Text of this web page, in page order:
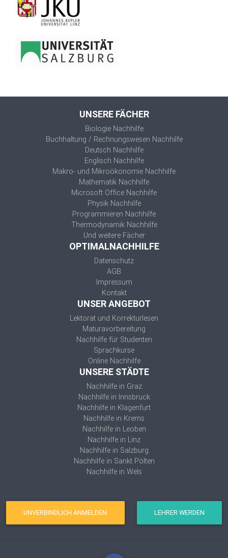
UNSERE FÄCHER
Biologie Nachhilfe
Buchhaltung / Rechnungswesen Nachhilfe
Deutsch Nachhilfe
Englisch Nachhilfe
Makro- und Mikroökonomie Nachhilfe
Mathematik Nachhilfe
Microsoft Office Nachhilfe
Physik Nachhilfe
Programmieren Nachhilfe
Thermodynamik Nachhilfe
Und weitere Fächer
OPTIMALNACHHILFE
Datenschutz
AGB
Impressum
Kontakt
UNSER ANGEBOT
Lektorat und Korrekturlesen
Maturavorbereitung
Nachhilfe für Studenten
Sprachkurse
Online Nachhilfe
UNSERE STÄDTE
Nachhilfe in Graz
Nachhilfe in Innsbruck
Nachhilfe in Klagenfurt
Nachhilfe in Krems
Nachhilfe in Leoben
Nachhilfe in Linz
Nachhilfe in Salzburg
Nachhilfe in Sankt Pölten
Nachhilfe in Wels
UNVERBINDLICH ANMELDEN LEHRER WERDEN